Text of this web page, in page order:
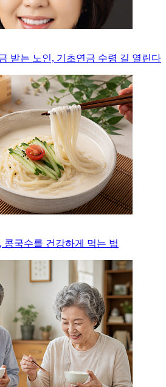
받는 노인, 기초연금 수령 길 열린다
콩국수를 건강하게 먹는 법